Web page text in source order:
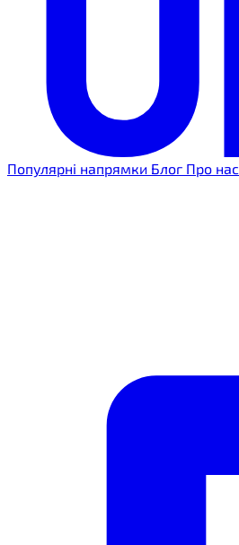
Популярні напрямки Блог Про нас